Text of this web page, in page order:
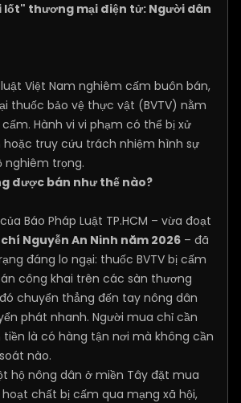
lốt" thương mại điện tử: Người dân
Việt Nam nghiêm cấm buôn bán,
thuốc bảo vệ thực vật (BVTV) nằm
Hành vi vi phạm có thể bị xử
truy cứu trách nhiệm hình sự
trọng.
được bán như thế nào?
Báo Pháp Luật TP.HCM – vừa đoạt
chí Nguyễn An Ninh năm 2026 – đã
đáng lo ngại: thuốc BVTV bị cấm
công khai trên các sàn thương
chuyển thẳng đến tay nông dân
phát nhanh. Người mua chỉ cần
là có hàng tận nơi mà không cần
nào.
hộ nông dân ở miền Tây đặt mua
chất bị cấm qua mạng xã hội,